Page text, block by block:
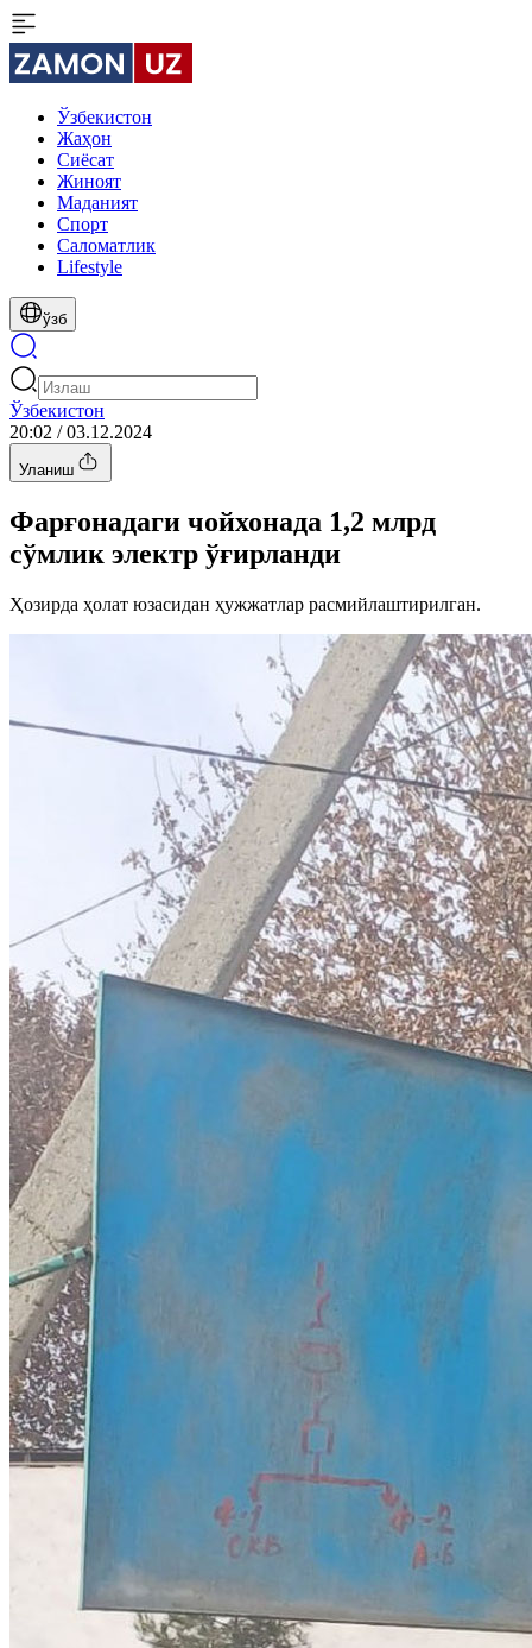
Ўзбекистон
Жаҳон
Сиёсат
Жиноят
Маданият
Спорт
Cаломатлик
Lifestyle
ўзб
Ўзбекистон
20:02 / 03.12.2024
Уланиш
Фарғонадаги чойхонада 1,2 млрд
сўмлик электр ўғирланди
Ҳозирда ҳолат юзасидан ҳужжатлар расмийлаштирилган.